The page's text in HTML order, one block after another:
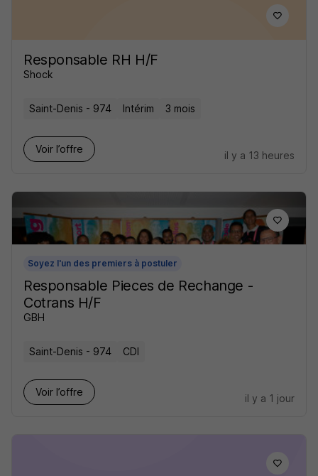
Responsable RH H/F
Shock
Saint-Denis - 974 Intérim 3 mois
Voir l’offre
il y a 13 heures
Soyez l'un des premiers à postuler
Responsable Pieces de Rechange -
Cotrans H/F
GBH
Saint-Denis - 974 CDI
Voir l’offre
il y a 1 jour